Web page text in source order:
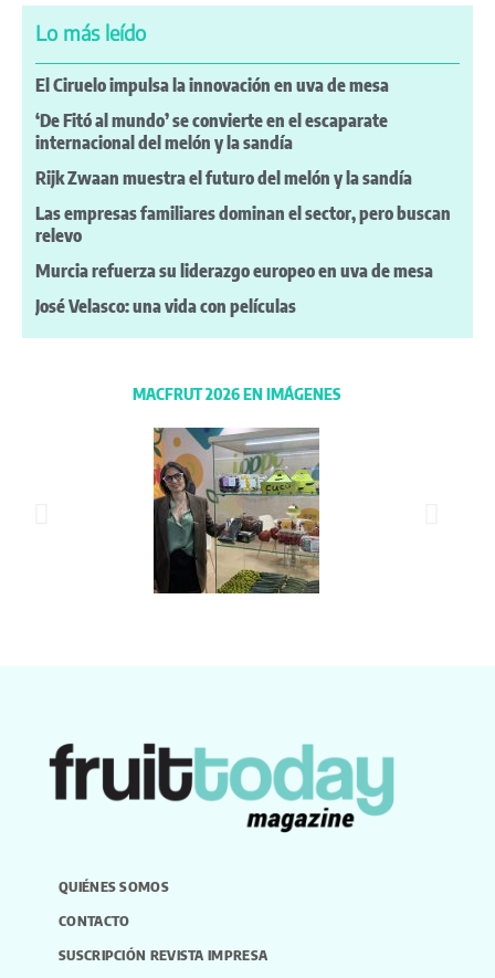
Lo más leído
El Ciruelo impulsa la innovación en uva de mesa
‘De Fitó al mundo’ se convierte en el escaparate
internacional del melón y la sandía
Rijk Zwaan muestra el futuro del melón y la sandía
Las empresas familiares dominan el sector, pero buscan
relevo
Murcia refuerza su liderazgo europeo en uva de mesa
José Velasco: una vida con películas
MACFRUT 2026 EN IMÁGENES
QUIÉNES SOMOS
CONTACTO
SUSCRIPCIÓN REVISTA IMPRESA